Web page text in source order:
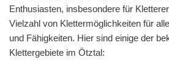
Enthusiasten, insbesondere für
Vielzahl von Klettermöglichkeiten für
und Fähigkeiten. Hier sind einige der
Klettergebiete im Ötztal: